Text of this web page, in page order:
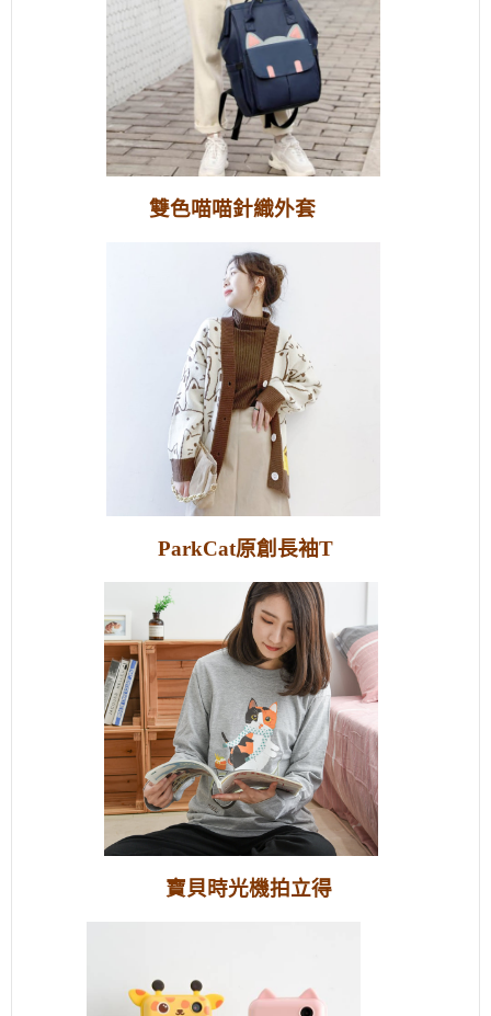
雙色喵喵針織外套
ParkCat原創長袖T
寶貝時光機拍立得